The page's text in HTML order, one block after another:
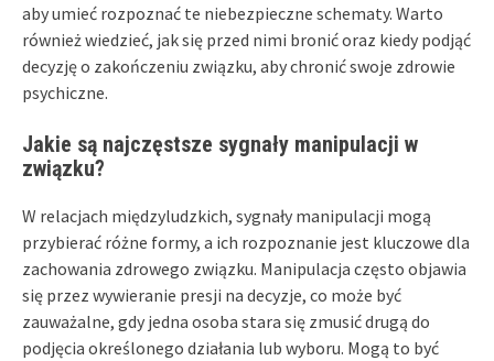
aby umieć rozpoznać te niebezpieczne schematy. Warto
również wiedzieć, jak się przed nimi bronić oraz kiedy podjąć
decyzję o zakończeniu związku, aby chronić swoje zdrowie
psychiczne.
Jakie są najczęstsze sygnały manipulacji w
związku?
W relacjach międzyludzkich, sygnały manipulacji mogą
przybierać różne formy, a ich rozpoznanie jest kluczowe dla
zachowania zdrowego związku. Manipulacja często objawia
się przez wywieranie presji na decyzje, co może być
zauważalne, gdy jedna osoba stara się zmusić drugą do
podjęcia określonego działania lub wyboru. Mogą to być